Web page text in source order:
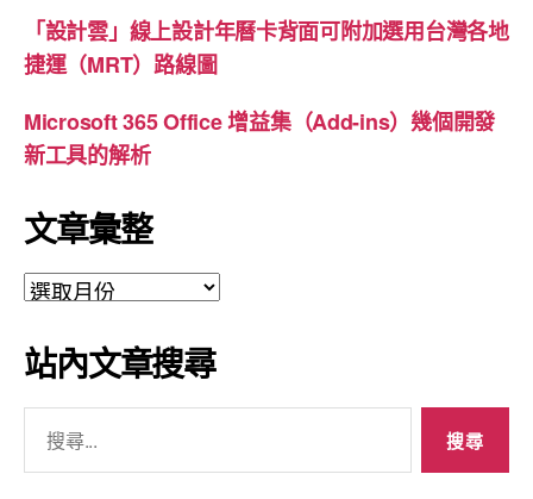
「設計雲」線上設計年曆卡背面可附加選用台灣各地
捷運（MRT）路線圖
Microsoft 365 Office 增益集（Add-ins）幾個開發
新工具的解析
文章彙整
文
彙
整
站內文章搜尋
關